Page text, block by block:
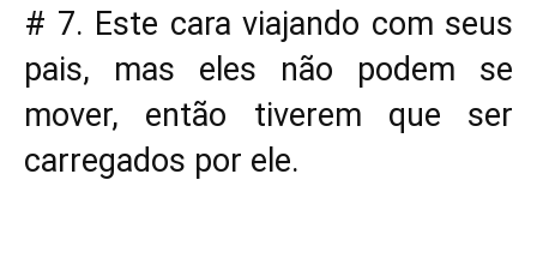
# 7. Este cara viajando com seus
pais, mas eles não podem se
mover, então tiverem que ser
carregados por ele.